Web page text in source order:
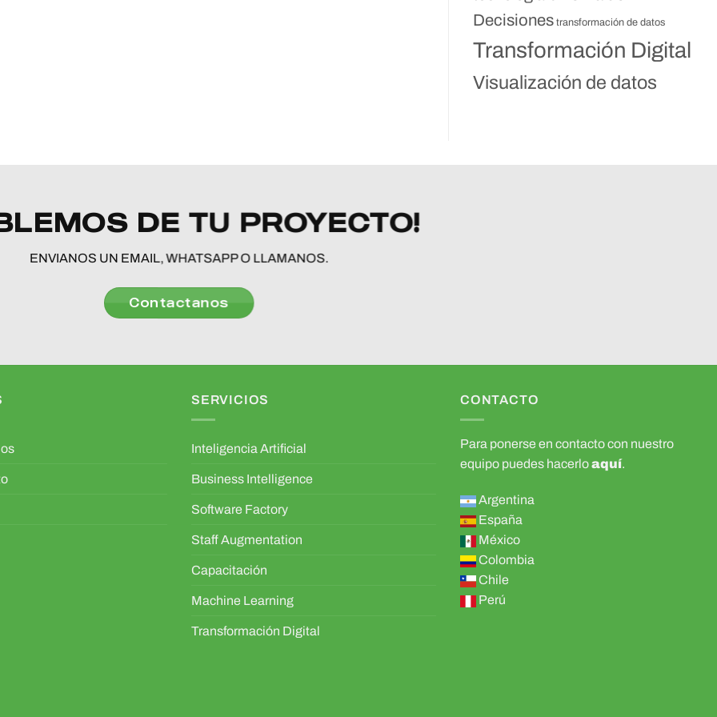
Decisiones transformación de datos
Transformación Digital
Visualización de datos
DE TU PROYECTO!
ENVIANOS UN EMAIL, WHATSAPP O LLAMANOS.
Contactanos
SERVICIOS
Inteligencia Artificial
Business Intelligence
Software Factory
Staff Augmentation
Capacitación
Machine Learning
Transformación Digital
CONTACTO
Para ponerse en contacto con nuestro
equipo puedes hacerloaquí.
Argentina
España
México
Colombia
Chile
Perú